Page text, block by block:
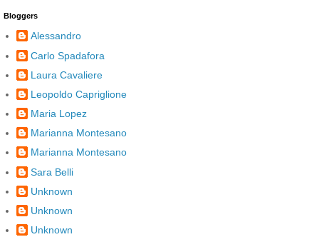
Bloggers
Alessandro
Carlo Spadafora
Laura Cavaliere
Leopoldo Capriglione
Maria Lopez
Marianna Montesano
Marianna Montesano
Sara Belli
Unknown
Unknown
Unknown